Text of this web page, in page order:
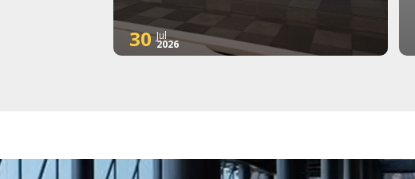
30 Jul
2026